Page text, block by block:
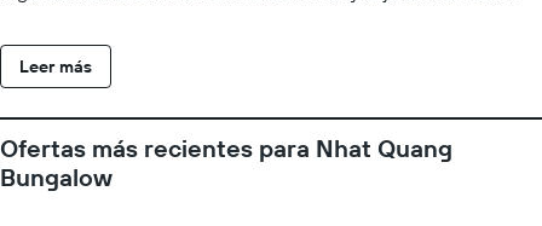
Bungalow cuenta con recepción 24 horas, jardín y solárium.
Además, ofrece servicio de venta de entradas, servicio de
en el establecimiento como en los alrededores se pueden
practicar diversas actividades, como windsurf y voleibol. El
establecimiento se encuentra a unos 15 km del campo de golf
Leer más
Ofertas más recientes para Nhat Quang
Bungalow